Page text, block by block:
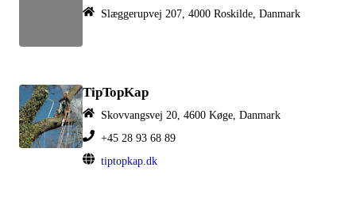
Slæggerupvej 207, 4000 Roskilde, Danmark
TipTopKap
Skovvangsvej 20, 4600 Køge, Danmark
+45 28 93 68 89
tiptopkap.dk